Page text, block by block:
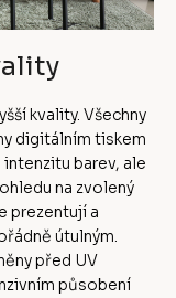
kvality. Všechny
digitálním tiskem
barev, ale
na zvolený
prezentují a
útulným.
před UV
působení